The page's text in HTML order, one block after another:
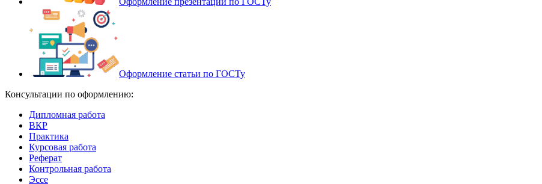
Оформление статьи по ГОСТу
Консультации по оформлению:
Дипломная работа
ВКР
Практика
Курсовая работа
Реферат
Контрольная работа
Эссе